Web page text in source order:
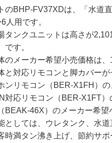
のBHP-FV37XDは、「水道
人用です。
タンクユニットは高さが
です。
のメーカー希望小売価格は、
と対応リモコンと脚カバー
ンリモコン（BER-X1FH）
対応リモコン（BER-X1FT
BEAK-46X）のメーカー希望
としては、ウレタンク、水
時満タン沸き上げ、節約サ